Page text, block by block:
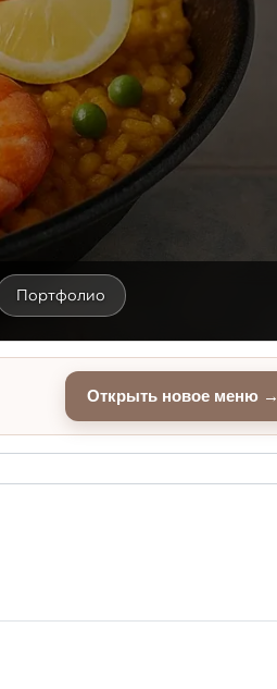
Портфолио
Открыть новое меню →